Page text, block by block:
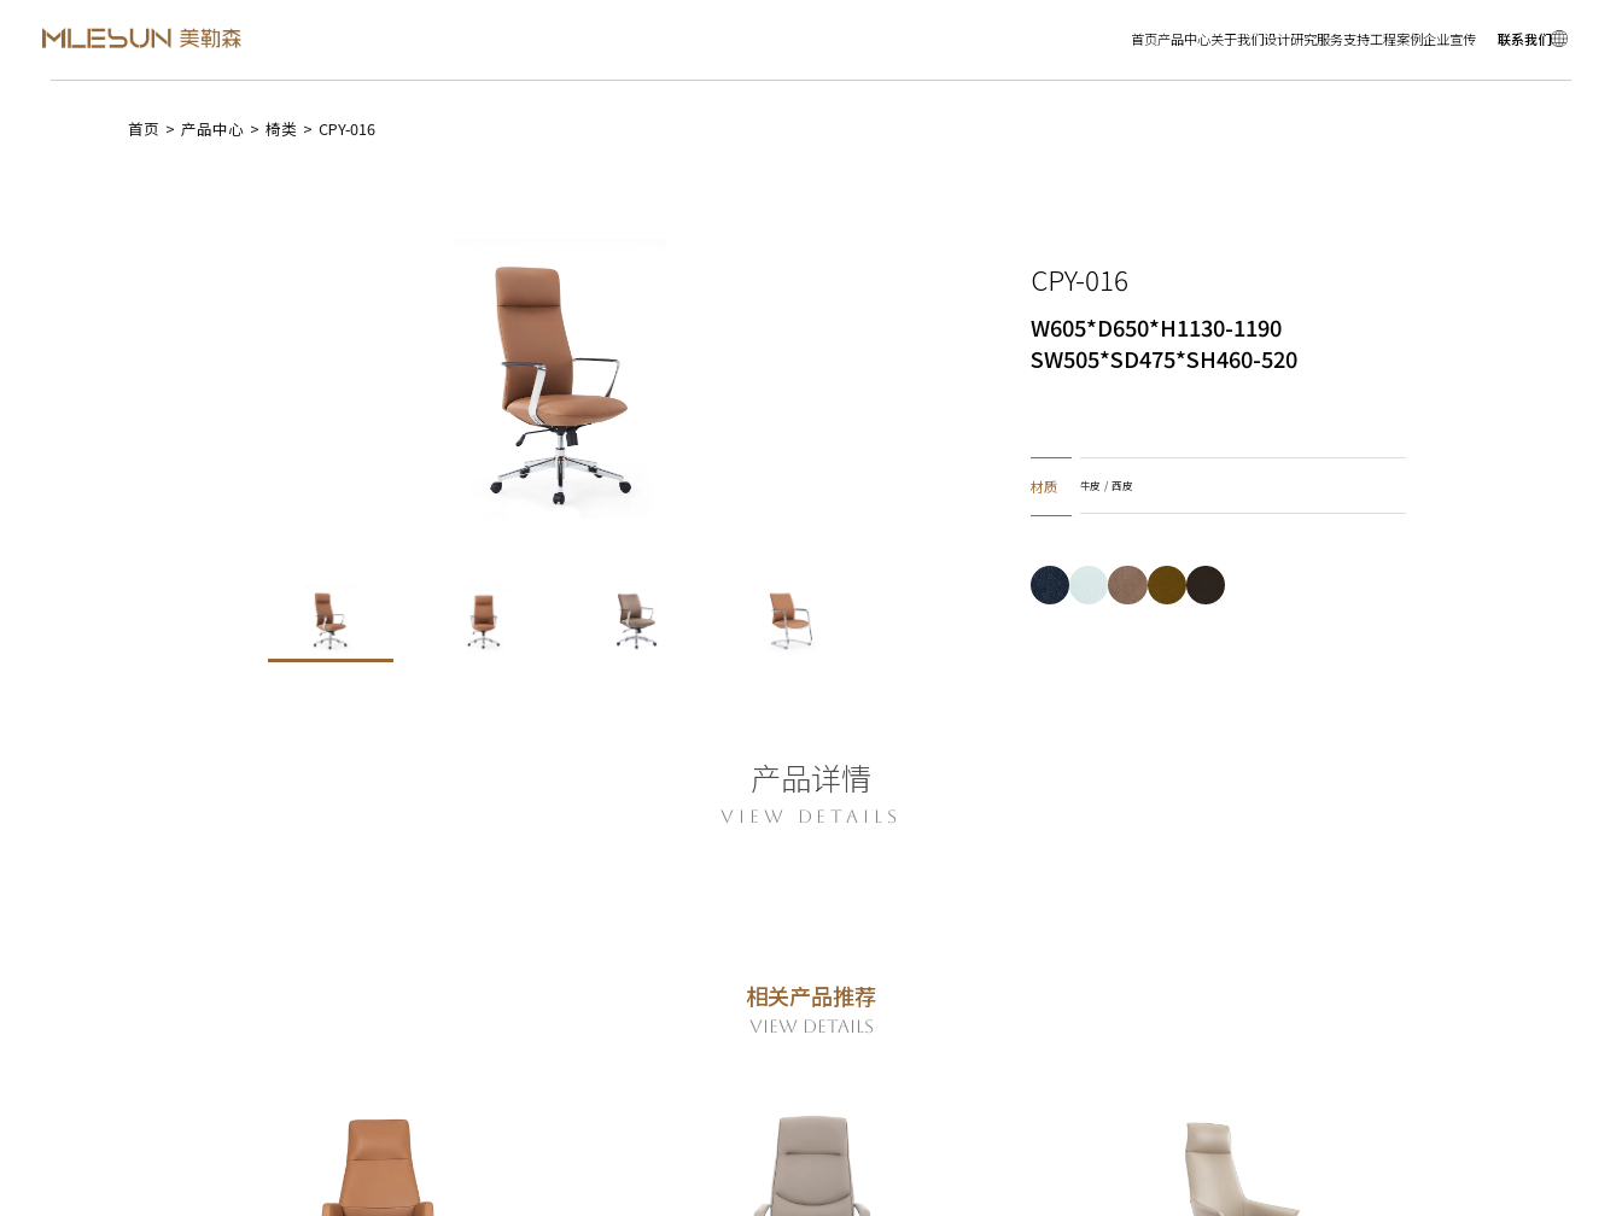
首页产品中心关于我们设计研究服务支持工程案例企业宣传 联系我们
首页 > 产品中心 > 椅类 > CPY-016
CPY-016
W605*D650*H1130-1190
SW505*SD475*SH460-520
材质 牛皮 / 西皮
产品详情
VIEW DETAILS
相关产品推荐
VIEW DETAILS